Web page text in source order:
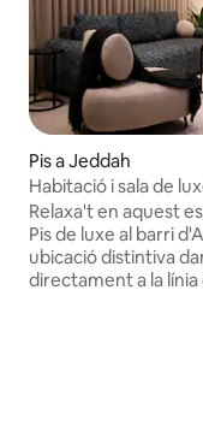
Pis a Jeddah
Habitació i sala de
renaixement
Relaxa't en aquest
Pis de luxe al barri
ubicació distintiva
directament a la